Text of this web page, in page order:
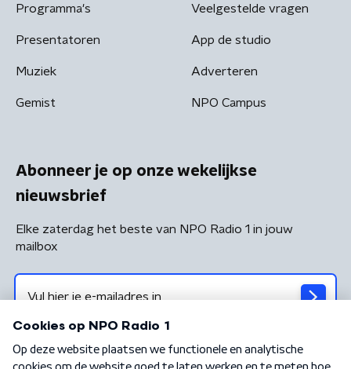
Programma's
Presentatoren
Muziek
Gemist
Veelgestelde vragen
App de studio
Adverteren
NPO Campus
Abonneer je op onze wekelijkse
nieuwsbrief
Elke zaterdag het beste van NPO Radio 1 in jouw
mailbox